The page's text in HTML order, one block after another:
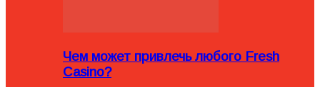
Чем может привлечь любого Fresh
Casino?